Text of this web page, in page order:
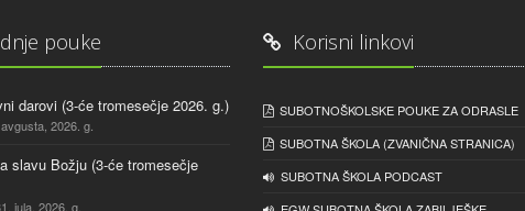
pouke
darovi (3-će tromesečje 2026. g.)
2026. g.
slavu Božju (3-će tromesečje
jula, 2026. g.
Korisni linkovi
SUBOTNOŠKOLSKE POUKE ZA ODRASLE
SUBOTNA ŠKOLA (ZVANIČNA STRANICA)
SUBOTNA ŠKOLA PODCAST